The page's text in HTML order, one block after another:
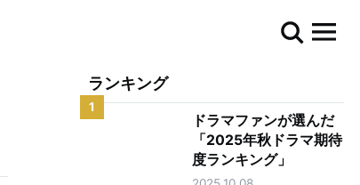
ランキング
1
ドラマファンが選んだ
「2025年秋ドラマ期待
度ランキング」